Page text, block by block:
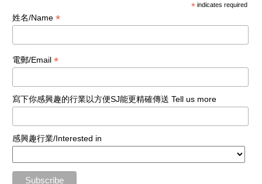
* indicates required
姓名/Name *
電郵/Email *
寫下你感興趣的行業以方便SJ能更精確傳送 Tell us more
感興趣行業/Interested in